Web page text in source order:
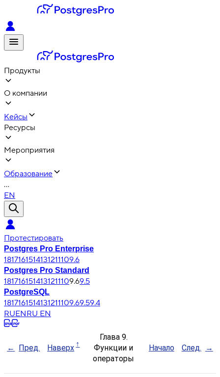
Продукты
О компании
Кейсы
Ресурсы
Мероприятия
Образование
...
EN
Протестировать
Postgres Pro Enterprise
1817161514131211109.6
Postgres Pro Standard
1817161514131211109.69.5
PostgreSQL
1817161514131211109.69.59.4
RUENRU EN
Пред. Наверх
Глава 9.
Функции и
операторы
Начало След.